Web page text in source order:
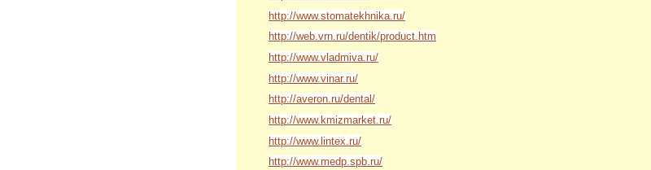
http://www.stomatekhnika.ru/
http://web.vrn.ru/dentik/product.htm
http://www.vladmiva.ru/
http://www.vinar.ru/
http://averon.ru/dental/
http://www.kmizmarket.ru/
http://www.lintex.ru/
http://www.medp.spb.ru/